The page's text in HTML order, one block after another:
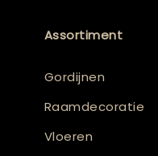
Assortiment
Gordijnen
Raamdecoratie
Vloeren